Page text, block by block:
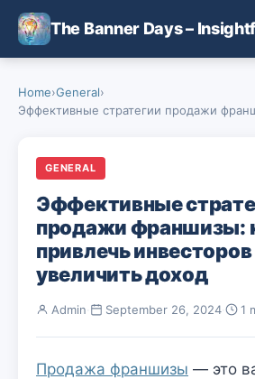
Skip to main content
The Banner Days –
Home›General›
Эффективные стратегии продажи
GENERAL
Эффективные
продажи франшизы:
привлечь инвесторов
увеличить доход
Admin September 26, 2024 1
Продажа франшизы — это